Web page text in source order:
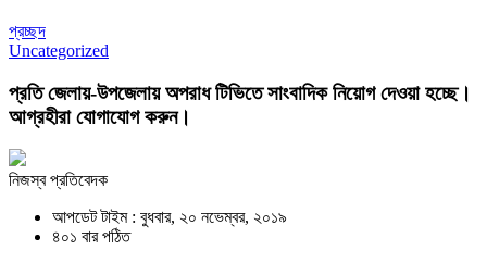
প্রচ্ছদ
Uncategorized
প্রতি জেলায়-উপজেলায় অপরাধ টিভিতে সাংবাদিক নিয়োগ দেওয়া হচ্ছে।
আগ্রহীরা যোগাযোগ করুন।
নিজস্ব প্রতিবেদক
আপডেট টাইম : বুধবার, ২০ নভেম্বর, ২০১৯
৪০১ বার পঠিত